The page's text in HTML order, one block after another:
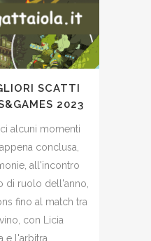
SCATTI
2023
alcuni momenti
conclusa,
all'incontro
di ruolo dell'anno,
fino al match tra
con Licia
l'arbitra...